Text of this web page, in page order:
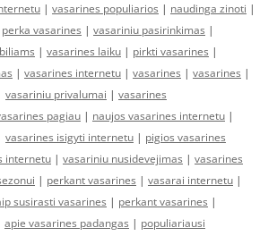
| vasarines populiarios | naudinga zinoti |
perka vasarines | vasariniu pasirinkimas |
| vasarines laiku | pirkti vasarines |
| vasarines internetu | vasarines | vasarines |
vasariniu privalumai | vasarines
pagiau | naujos vasarines internetu |
vasarines isigyti internetu | pigios vasarines
internetu | vasariniu nusidevejimas | vasarines
| perkant vasarines | vasarai internetu |
susirasti vasarines | perkant vasarines |
apie vasarines padangas | populiariausi